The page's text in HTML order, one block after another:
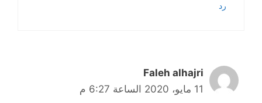
رد
Faleh alhajri
11 مايو، 2020 الساعة 6:27 م